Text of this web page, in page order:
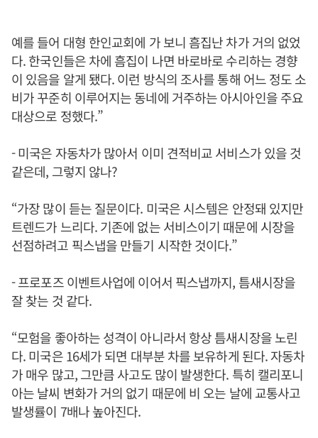
예를 들어 대형 한인교회에 가 보니 흠집난 차가 거의 없었
다. 한국인들은 차에 흠집이 나면 바로바로 수리하는 경향
이 있음을 알게 됐다. 이런 방식의 조사를 통해 어느 정도 소
비가 꾸준히 이루어지는 동네에 거주하는 아시아인을 주요
대상으로 정했다.”
- 미국은 자동차가 많아서 이미 견적비교 서비스가 있을 것
같은데, 그렇지 않나?
“가장 많이 듣는 질문이다. 미국은 시스템은 안정돼 있지만
트렌드가 느리다. 기존에 없는 서비스이기 때문에 시장을
선점하려고 픽스냅을 만들기 시작한 것이다.”
- 프로포즈 이벤트사업에 이어서 픽스냅까지, 틈새시장을
잘 찾는 것 같다.
“모험을 좋아하는 성격이 아니라서 항상 틈새시장을 노린
다. 미국은 16세가 되면 대부분 차를 보유하게 된다. 자동차
가 매우 많고, 그만큼 사고도 많이 발생한다. 특히 캘리포니
아는 날씨 변화가 거의 없기 때문에 비 오는 날에 교통사고
발생률이 7배나 높아진다.